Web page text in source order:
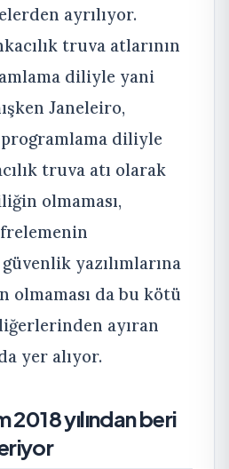
ayrılıyor.
truva atlarının
diliyle yani
Janeleiro,
programlama diliyle
truva atı olarak
olmaması,
yazılımlarına
olmaması da bu kötü
ayıran
yer alıyor.
2018 yılından beri